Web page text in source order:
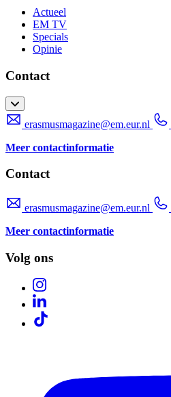
Actueel
EM TV
Specials
Opinie
Contact
erasmusmagazine@em.eur.nl
Meer contactinformatie
Contact
erasmusmagazine@em.eur.nl
Meer contactinformatie
Volg ons